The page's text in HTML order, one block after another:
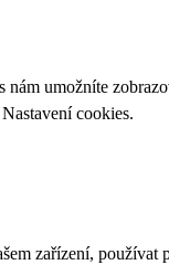
umožníte
Nastavení cookies.
zařízení, používat